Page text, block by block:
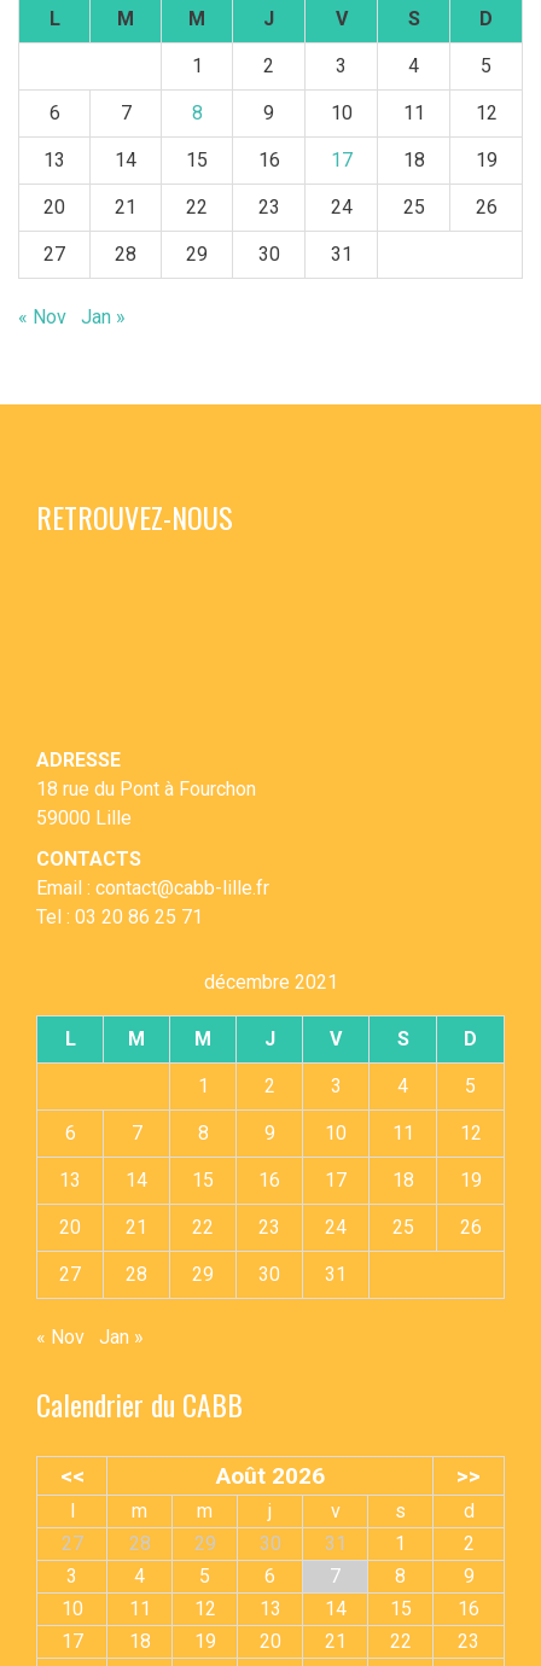
L M M J V S D
1 2 3 4 5
6 7 8 9 10 11 12
13 14 15 16 17 18 19
20 21 22 23 24 25 26
27 28 29 30 31
« Nov Jan »
RETROUVEZ-NOUS
ADRESSE
18 rue du Pont à Fourchon
59000 Lille
CONTACTS
Email : contact@cabb-lille.fr
Tel : 03 20 86 25 71
décembre 2021
L M M J V S D
1 2 3 4 5
6 7 8 9 10 11 12
13 14 15 16 17 18 19
20 21 22 23 24 25 26
27 28 29 30 31
« Nov Jan »
Calendrier du CABB
<< Août 2026 >>
l m m j v s
d
27
28 29 30 31 1
2
3
4 5 6 7 8
9
10
11 12 13 14 15
16
17
18 19 20 21 22
23